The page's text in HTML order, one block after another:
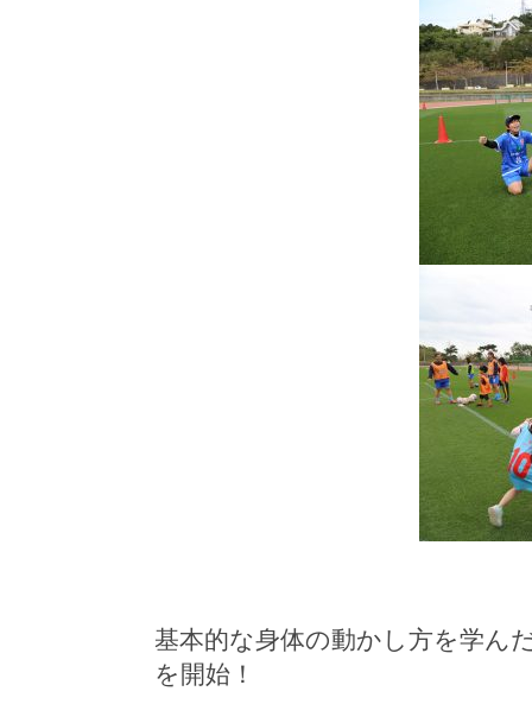
基本的な身体の動かし方を学ん
を開始！